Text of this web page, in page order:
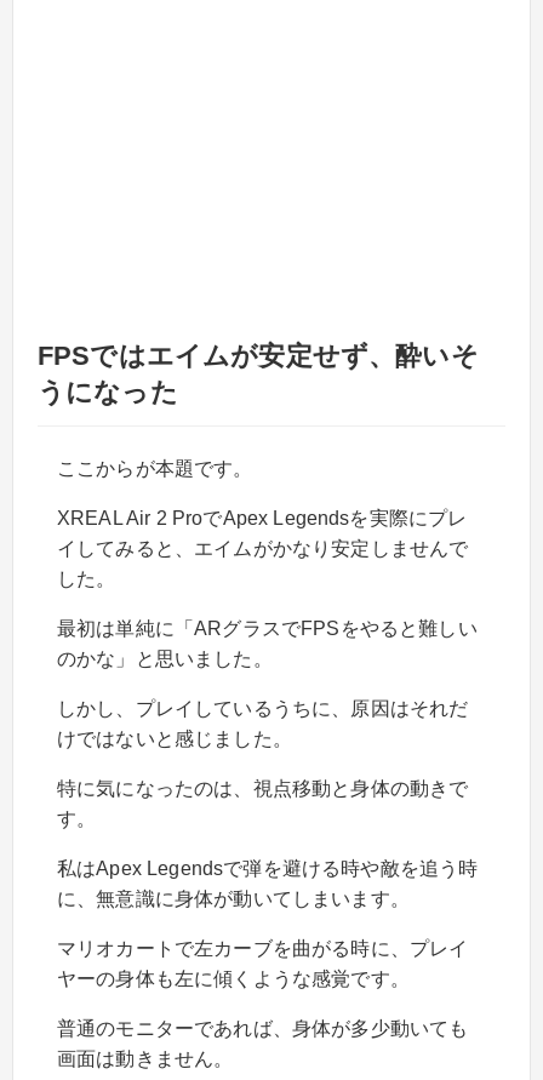
FPSではエイムが安定せず、酔いそ
うになった
ここからが本題です。
XREAL Air 2 ProでApex Legendsを実際にプレ
イしてみると、エイムがかなり安定しませんで
した。
最初は単純に「ARグラスでFPSをやると難しい
のかな」と思いました。
しかし、プレイしているうちに、原因はそれだ
けではないと感じました。
特に気になったのは、視点移動と身体の動きで
す。
私はApex Legendsで弾を避ける時や敵を追う時
に、無意識に身体が動いてしまいます。
マリオカートで左カーブを曲がる時に、プレイ
ヤーの身体も左に傾くような感覚です。
普通のモニターであれば、身体が多少動いても
画面は動きません。